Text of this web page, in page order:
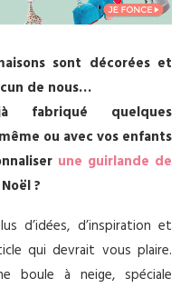
sont décorées et
de nous…
fabriqué quelques
ou avec vos enfants
une guirlande de
?
d’idées, d’inspiration et
qui devrait vous plaire.
boule à neige, spéciale